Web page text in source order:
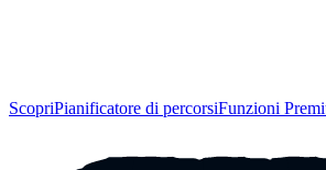
ScopriPianificatore di percorsiFunzioni